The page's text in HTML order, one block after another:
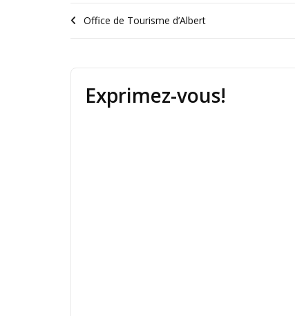
Office de Tourisme d’Albert
Exprimez-vous!